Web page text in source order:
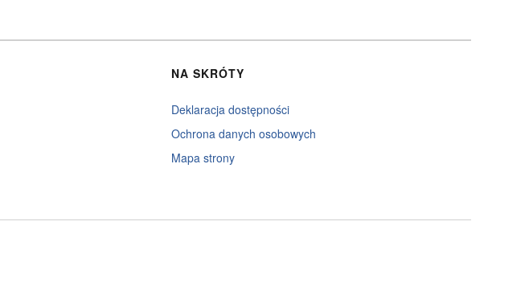
NA SKRÓTY
Deklaracja dostępności
Ochrona danych osobowych
Mapa strony